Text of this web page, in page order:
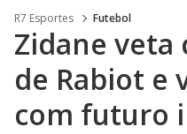
R7 Esportes Futebol
Zidane veta
de Rabiot e
com futuro